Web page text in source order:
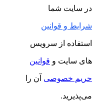
در سایت شما
شرایط و قوانین
استفاده از سرویس
های سایت و قوانین
حریم خصوصی آن را
می‌پذیرید.